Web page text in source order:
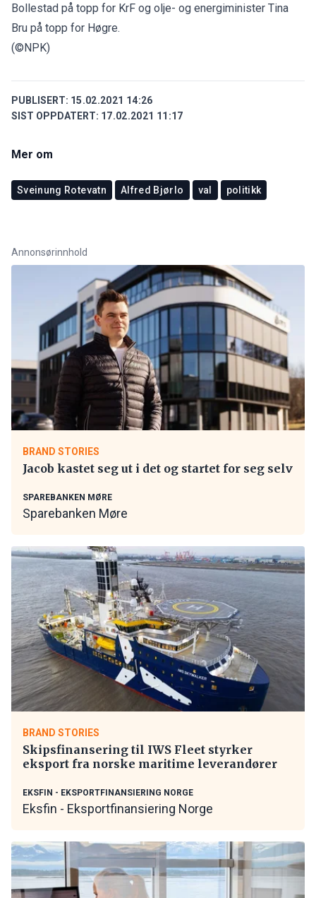
Bollestad på topp for KrF og olje- og energiminister Tina
Bru på topp for Høgre.
(©NPK)
PUBLISERT: 15.02.2021 14:26
SIST OPPDATERT: 17.02.2021 11:17
Mer om
Sveinung Rotevatn Alfred Bjørlo val politikk
Annonsørinnhold
BRAND STORIES
Jacob kastet seg ut i det og startet for seg selv
SPAREBANKEN MØRE
Sparebanken Møre
BRAND STORIES
Skipsfinansering til IWS Fleet styrker
eksport fra norske maritime leverandører
EKSFIN - EKSPORTFINANSIERING NORGE
Eksfin - Eksportfinansiering Norge